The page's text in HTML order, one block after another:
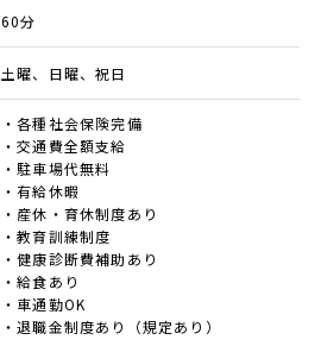
60分
土曜、日曜、祝日
・各種社会保険完備
・交通費全額支給
・駐車場代無料
・有給休暇
・産休・育休制度あり
・教育訓練制度
・健康診断費補助あり
・給食あり
・車通勤OK
・退職金制度あり（規定あり）